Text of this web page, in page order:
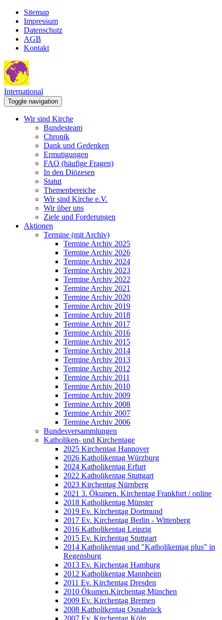
Sitemap
Impressum
Datenschutz
AGB
Kontakt
International
Toggle navigation
Wir sind Kirche
Bundesteam
Chronik
Dank und Gedenken
Ermutigungen
FAQ (häufige Fragen)
In den Diözesen
Statut
Themenbereiche
Wir sind Kirche e.V.
Wir über uns
Ziele und Forderungen
Aktionen
Termine (mit Archiv)
Termine Archiv 2025
Termine Archiv 2026
Termine Archiv 2024
Termine Archiv 2023
Termine Archiv 2022
Termine Archiv 2021
Termine Archiv 2020
Termine Archiv 2019
Termine Archiv 2018
Termine Archiv 2017
Termine Archiv 2016
Termine Archiv 2015
Termine Archiv 2014
Termine Archiv 2013
Termine Archiv 2012
Termine Archiv 2011
Termine Archiv 2010
Termine Archiv 2009
Termine Archiv 2008
Termine Archiv 2007
Termine Archiv 2006
Bundesversammlungen
Katholiken- und Kirchentage
2025 Kirchentag Hannover
2026 Katholikentag Würzburg
2024 Katholikentag Erfurt
2022 Katholikentag Stuttgart
2023 Kirchentag Nürnberg
2021 3. Ökumen. Kirchentag Frankfurt / online
2018 Katholikentag Münster
2019 Ev. Kirchentag Dortmund
2017 Ev. Kirchentag Berlin - Wittenberg
2016 Katholikentag Leipzig
2015 Ev. Kirchentag Stuttgart
2014 Katholikentag und "Katholikentag plus" in
Regensburg
2013 Ev. Kirchentag Hamburg
2012 Katholikentag Mannheim
2011 Ev. Kirchentag Dresden
2010 Ökumen.Kirchentag München
2009 Ev. Kirchentag Bremen
2008 Katholikentag Osnabrück
2007 Ev. Kirchentag Köln